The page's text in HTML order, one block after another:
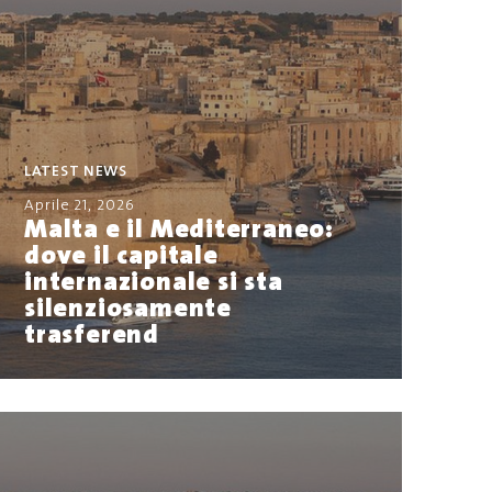
LATEST NEWS
Aprile 21, 2026
Malta e il Mediterraneo:
dove il capitale
internazionale si sta
silenziosamente
trasferend